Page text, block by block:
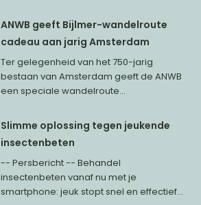
ANWB geeft Bijlmer-wandelroute
cadeau aan jarig Amsterdam
Ter gelegenheid van het 750-jarig
bestaan van Amsterdam geeft de ANWB
een speciale wandelroute...
Slimme oplossing tegen jeukende
insectenbeten
-- Persbericht -- Behandel
insectenbeten vanaf nu met je
smartphone: jeuk stopt snel en effectief...